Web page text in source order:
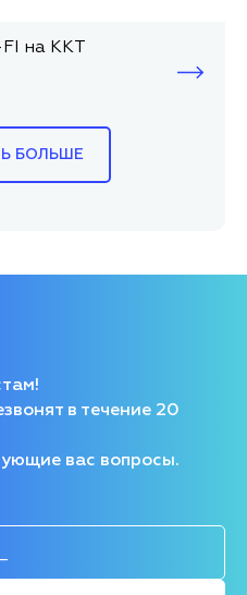
на ККТ
БОЛЬШЕ
в течение 20
вас вопросы.